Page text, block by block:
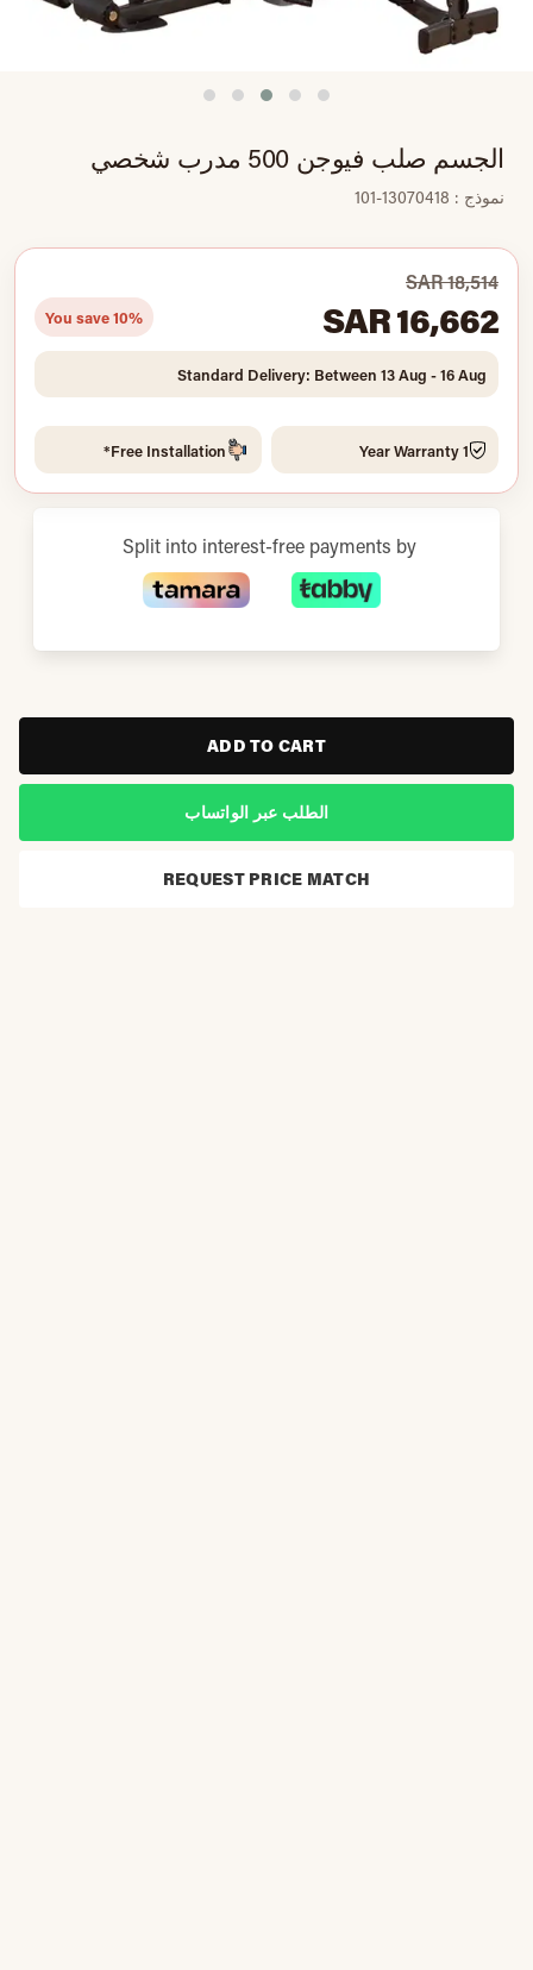
الجسم صلب فيوجن 500 مدرب شخصي
نموذج : 13070418-101
SAR 18,514
SAR 16,662
You save 10%
Standard Delivery: Between 13 Aug - 16 Aug
1 Year Warranty
Free Installation*
Split into interest-free payments by
ADD TO CART
الطلب عبر الواتساب
REQUEST PRICE MATCH